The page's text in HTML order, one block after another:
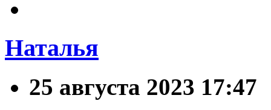
Наталья
25 августа 2023 17:47